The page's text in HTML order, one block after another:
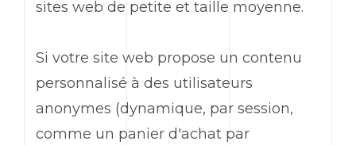
sites web de petite et taille moyenne.
Si votre site web propose un contenu
personnalisé à des utilisateurs
anonymes (dynamique, par session,
comme un panier d'achat par